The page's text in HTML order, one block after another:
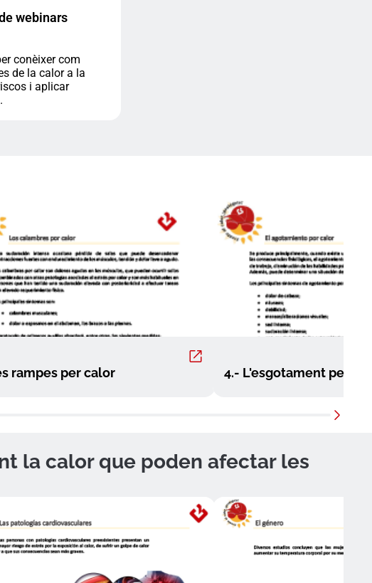
webinars
conèixer com
de la calor a la
i aplicar
rampes per calor 4.- L'esgotament per
la calor que poden afectar les